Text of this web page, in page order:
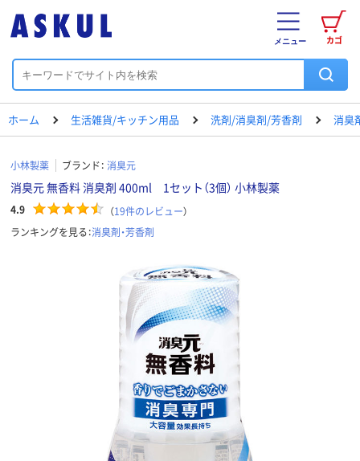
カゴ
メニュー
ホーム 生活雑貨/キッチン用品 洗剤/消臭剤/芳香剤 消臭
小林製薬 ブランド： 消臭元
消臭元 無香料 消臭剤 400ml 1セット（3個） 小林製薬
4.9 （19件のレビュー）
ランキングを見る：消臭剤・芳香剤